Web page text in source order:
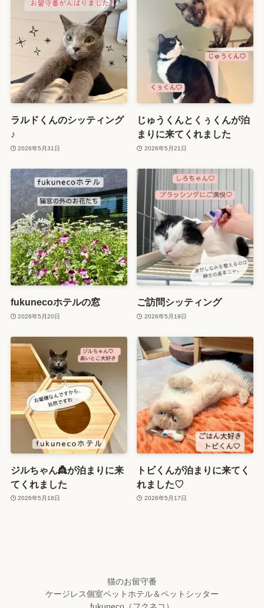
ラルドくんのシッティング
♪
2026年5月31日
じゅうくんとくぅくんが泊
まりに来てくれました
2026年5月21日
fukunecoホテルの窓
2026年5月20日
ご訪問シッティング
2026年5月19日
ジルちゃん👸が泊まりに来
てくれました
2026年5月18日
トビくんが泊まりに来てく
れました♡
2026年5月17日
猫のお留守番
ケージレス個室ペットホテル＆ペットシッター